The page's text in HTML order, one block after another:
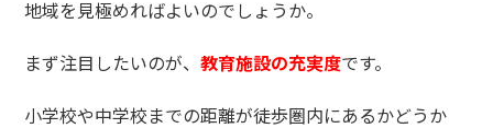
地域を見極めればよいのでしょうか。
まず注目したいのが、教育施設の充実度です。
小学校や中学校までの距離が徒歩圏内にあるかどうか